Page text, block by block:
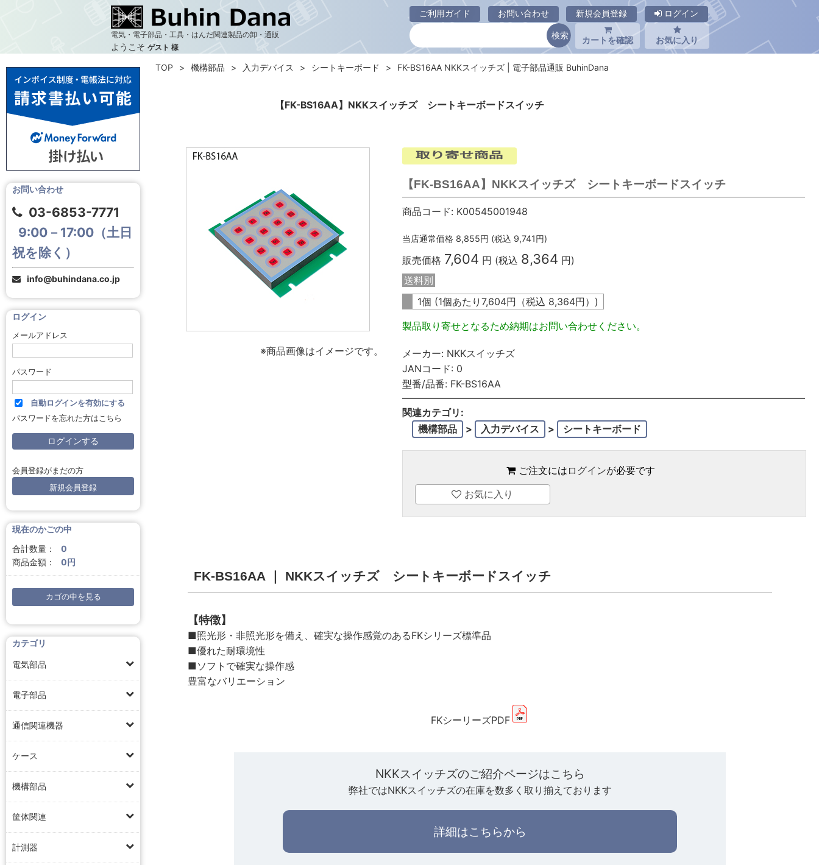
電気・電子部品・工具・はんだ関連製品の卸・通販
ようこそ ゲスト 様
ご利用ガイド お問い合わせ 新規会員登録 ログイン
カートを確認 お気に入り
【FK-BS16AA】NKKスイッチズ シートキーボードスイッチ
お問い合わせ
03-6853-7771
9:00－17:00（土日
祝を除く）
info@buhindana.co.jp
ログイン
メールアドレス
パスワード
自動ログインを有効にする
パスワードを忘れた方はこちら
会員登録がまだの方
新規会員登録
現在のかごの中
合計数量：
0
商品金額：
0円
カゴの中を見る
カテゴリ
電気部品
電子部品
通信関連機器
ケース
機構部品
筐体関連
計測器
TOP 機構部品 入力デバイス シートキーボード FK-BS16AA NKKスイッチズ | 電子部品通販 BuhinDana
※商品画像はイメージです。
【FK-BS16AA】NKKスイッチズ シートキーボードスイッチ
商品コード: K00545001948
当店通常価格 8,855円 (税込 9,741円)
販売価格 7,604 円 (税込 8,364 円)
送料別
1個 (1個あたり 7,604円（税込 8,364円）)
製品取り寄せとなるため納期はお問い合わせください。
メーカー: NKKスイッチズ
JANコード: 0
型番/品番: FK-BS16AA
関連カテゴリ:
機構部品
> 入力デバイス > シートキーボード
ご注文には ログインが必要です
お気に入り
FK-BS16AA ｜ NKKスイッチズ シートキーボードスイッチ
【特徴】
■照光形・非照光形を備え、確実な操作感覚のあるFKシリーズ標準品
■優れた耐環境性
■ソフトで確実な操作感
豊富なバリエーション
FKシーリーズPDF
NKKスイッチズのご紹介ページはこちら
弊社ではNKKスイッチズの在庫を数多く取り揃えております
詳細はこちらから